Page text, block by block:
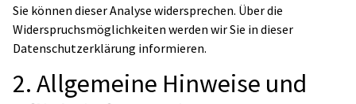
Sie können dieser Analyse widersprechen. Über die
Widerspruchsmöglichkeiten werden wir Sie in dieser
Datenschutzerklärung informieren.
2. Allgemeine Hinweise und